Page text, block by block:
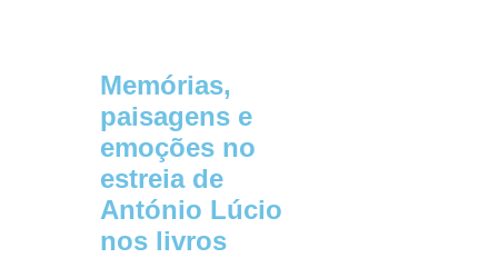
Memórias,
paisagens e
emoções no
estreia de
António Lúcio
nos livros